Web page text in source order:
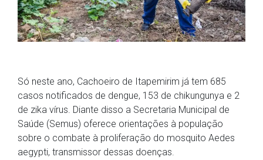
Só neste ano, Cachoeiro de Itapemirim já tem 685
casos notificados de dengue, 153 de chikungunya e 2
de zika vírus. Diante disso a Secretaria Municipal de
Saúde (Semus) oferece orientações à população
sobre o combate à proliferação do mosquito Aedes
aegypti, transmissor dessas doenças.